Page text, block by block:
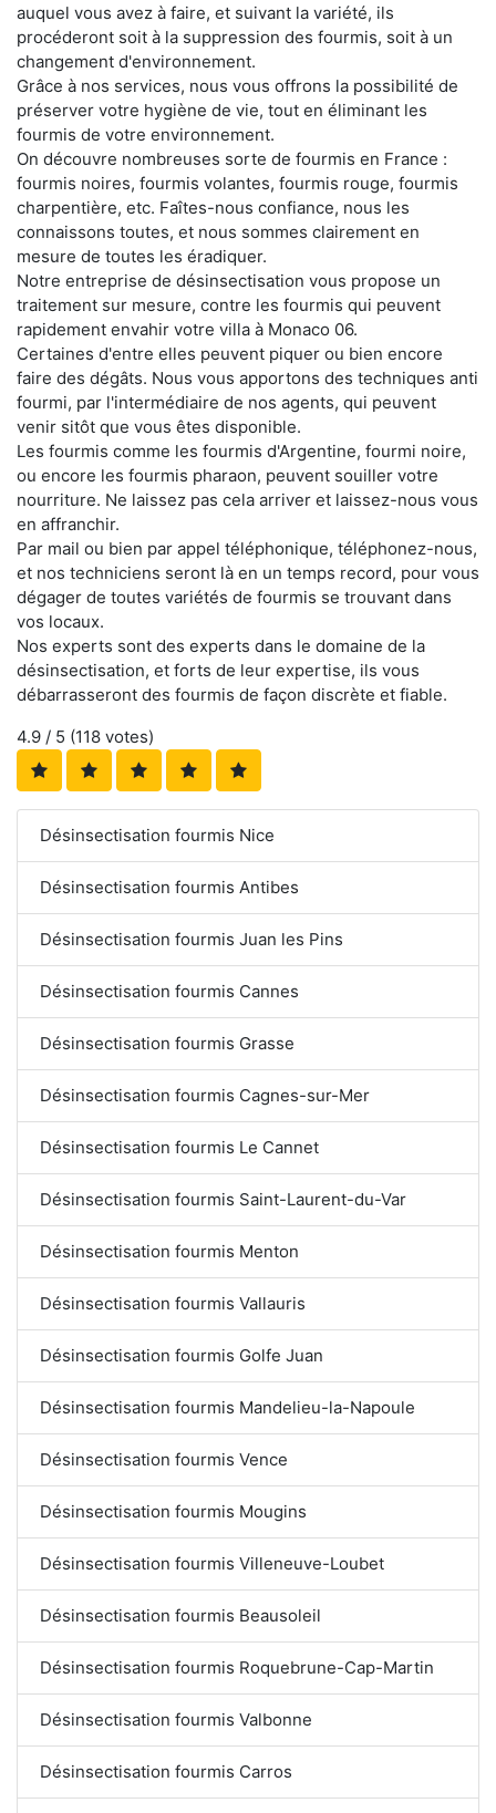
auquel vous avez à faire, et suivant la variété, ils
procéderont soit à la suppression des fourmis, soit à un
changement d'environnement.
Grâce à nos services, nous vous offrons la possibilité de
préserver votre hygiène de vie, tout en éliminant les
fourmis de votre environnement.
On découvre nombreuses sorte de fourmis en France :
fourmis noires, fourmis volantes, fourmis rouge, fourmis
charpentière, etc. Faîtes-nous confiance, nous les
connaissons toutes, et nous sommes clairement en
mesure de toutes les éradiquer.
Notre entreprise de désinsectisation vous propose un
traitement sur mesure, contre les fourmis qui peuvent
rapidement envahir votre villa à Monaco 06.
Certaines d'entre elles peuvent piquer ou bien encore
faire des dégâts. Nous vous apportons des techniques anti
fourmi, par l'intermédiaire de nos agents, qui peuvent
venir sitôt que vous êtes disponible.
Les fourmis comme les fourmis d'Argentine, fourmi noire,
ou encore les fourmis pharaon, peuvent souiller votre
nourriture. Ne laissez pas cela arriver et laissez-nous vous
en affranchir.
Par mail ou bien par appel téléphonique, téléphonez-nous,
et nos techniciens seront là en un temps record, pour vous
dégager de toutes variétés de fourmis se trouvant dans
vos locaux.
Nos experts sont des experts dans le domaine de la
désinsectisation, et forts de leur expertise, ils vous
débarrasseront des fourmis de façon discrète et fiable.
4.9 / 5 (118 votes)
Désinsectisation fourmis Nice
Désinsectisation fourmis Antibes
Désinsectisation fourmis Juan les Pins
Désinsectisation fourmis Cannes
Désinsectisation fourmis Grasse
Désinsectisation fourmis Cagnes-sur-Mer
Désinsectisation fourmis Le Cannet
Désinsectisation fourmis Saint-Laurent-du-Var
Désinsectisation fourmis Menton
Désinsectisation fourmis Vallauris
Désinsectisation fourmis Golfe Juan
Désinsectisation fourmis Mandelieu-la-Napoule
Désinsectisation fourmis Vence
Désinsectisation fourmis Mougins
Désinsectisation fourmis Villeneuve-Loubet
Désinsectisation fourmis Beausoleil
Désinsectisation fourmis Roquebrune-Cap-Martin
Désinsectisation fourmis Valbonne
Désinsectisation fourmis Carros